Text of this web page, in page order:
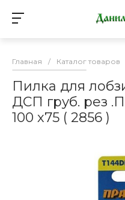
Главная / Каталог товаров
Пилка для
ДСП груб. рез
100 х75 ( 2856 )